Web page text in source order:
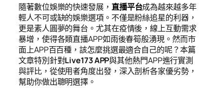
隨著數位娛樂的快速發展， 直播平台成為越來越多年
輕人不可或缺的娛樂選項。不僅是粉絲追星的利器，
更是素人圓夢的舞台。尤其在疫情後，線上互動需求
暴增，使得各類直播APP如雨後春筍般湧現。然而市
面上APP百百種，該怎麼挑選最適合自己的呢？本篇
文章特別針對Live173 APP與其他熱門APP進行實測
與評比，從使用者角度出發，深入剖析各家優劣勢，
幫助你做出聰明選擇。